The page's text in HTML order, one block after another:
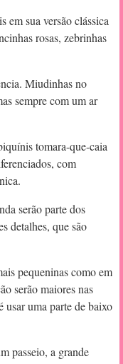
em sua versão clássica
rosas, zebrinhas
Miudinhas no
sempre com um ar
tomara-que-caia
com
serão parte dos
detalhes, que são
pequeninas como em
serão maiores nas
usar uma parte de baixo
passeio, a grande